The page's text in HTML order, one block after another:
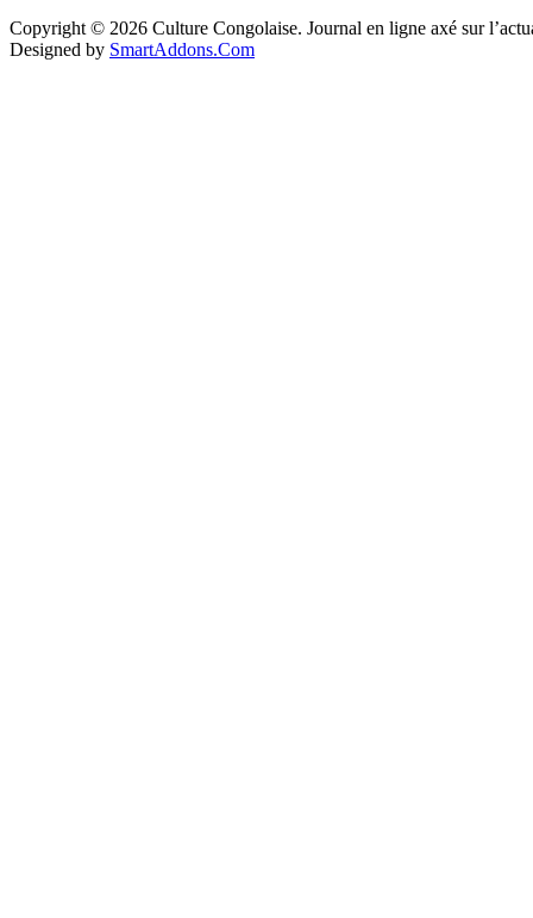
Copyright © 2026 Culture Congolaise. Journal en ligne axé sur
Designed by SmartAddons.Com